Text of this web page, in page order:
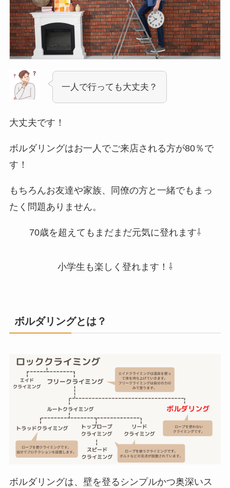
一人で行っても大丈夫？
大丈夫です！
ボルダリングはお一人でご来店される方が80％で
す！
もちろんお友達や家族、同僚の方と一緒でもまっ
たく問題ありません。
70歳を超えてもまだまだ元気に登れます⇩
小学生も楽しく登れます！⇩
ボルダリングとは？
ボルダリングは、壁を登るシンプルかつ奥深いス